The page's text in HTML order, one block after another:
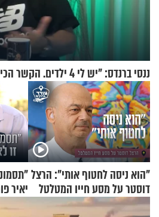
ננסי ברנדס: "יש לי 4 ילדים. הקשר הכי טוב - עם הבת החרדית"
"הוא ניסה לחטוף אותי": הרצל
דוסטר על מסע חייו המטלטל
יאיר